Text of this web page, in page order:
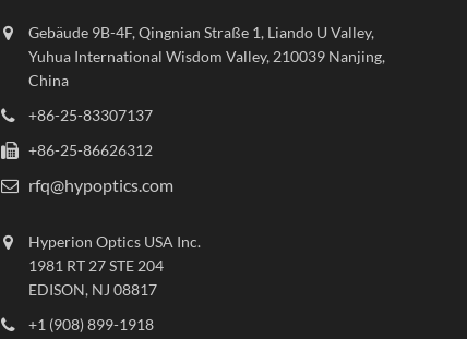
Gebäude 9B-4F, Qingnian Straße 1, Liando U Valley,
Yuhua International Wisdom Valley, 210039 Nanjing,
China
+86-25-83307137
+86-25-86626312
rfq@hypoptics.com
Hyperion Optics USA Inc.
1981 RT 27 STE 204
EDISON, NJ 08817
+1 (908) 899-1918